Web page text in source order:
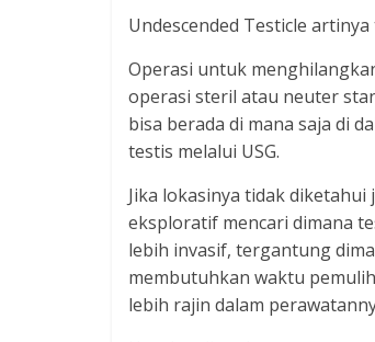
Undescended Testicle
Operasi untuk
operasi steril atau neuter
bisa berada di mana saja di
testis melalui USG.
Jika lokasinya tidak
eksploratif mencari dimana
lebih invasif, tergantung
membutuhkan waktu
lebih rajin dalam